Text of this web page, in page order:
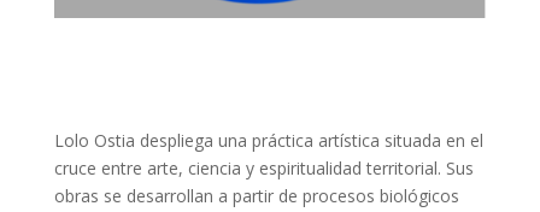
Lolo Ostia despliega una práctica artística situada en el
cruce entre arte, ciencia y espiritualidad territorial. Sus
obras se desarrollan a partir de procesos biológicos